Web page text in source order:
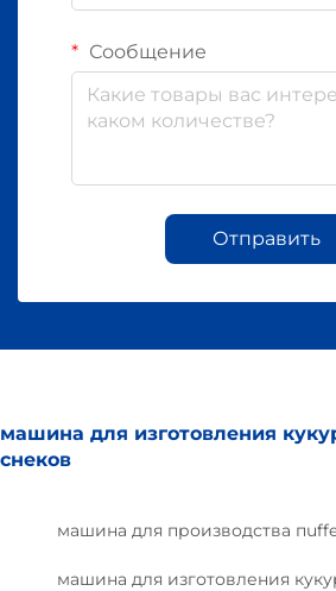
Сообщение
Отправить
машина для изготовления
снеков
машина для производства
машина для изготовления